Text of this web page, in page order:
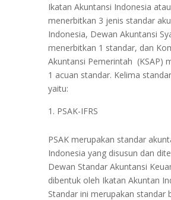
Ikatan Akuntansi Indonesia
menerbitkan 3 jenis standar
Indonesia, Dewan Akuntansi
menerbitkan 1 standar, dan
Akuntansi Pemerintah (KSAP)
1 acuan standar. Kelima
yaitu:
PSAK-IFRS
PSAK merupakan standar
Indonesia yang disusun dan
Dewan Standar Akuntansi
dibentuk oleh Ikatan Akuntan
Standar ini merupakan standar